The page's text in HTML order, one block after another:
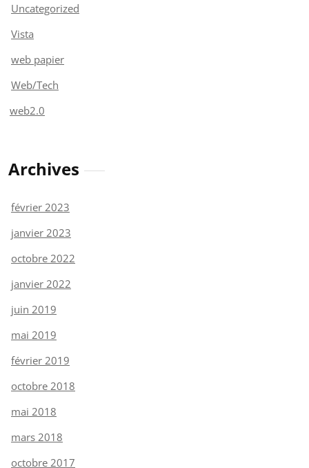
Uncategorized
Vista
web papier
Web/Tech
web2.0
Archives
février 2023
janvier 2023
octobre 2022
janvier 2022
juin 2019
mai 2019
février 2019
octobre 2018
mai 2018
mars 2018
octobre 2017